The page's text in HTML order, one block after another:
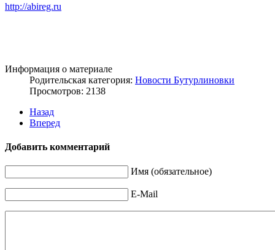
http://abireg.ru
Информация о материале
Родительская категория: Новости Бутурлиновки
Просмотров: 2138
Назад
Вперед
Добавить комментарий
Имя (обязательное)
E-Mail